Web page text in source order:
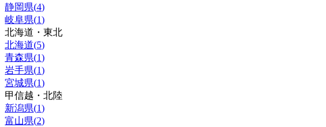
静岡県(4)
岐阜県(1)
北海道・東北
北海道(5)
青森県(1)
岩手県(1)
宮城県(1)
甲信越・北陸
新潟県(1)
富山県(2)